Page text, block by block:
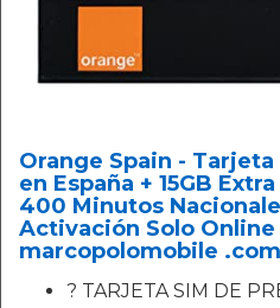
Orange Spain - Tarjeta
en España + 15GB
400 Minutos
Activación Solo
marcopolomobile .com
? TARJETA SIM DE